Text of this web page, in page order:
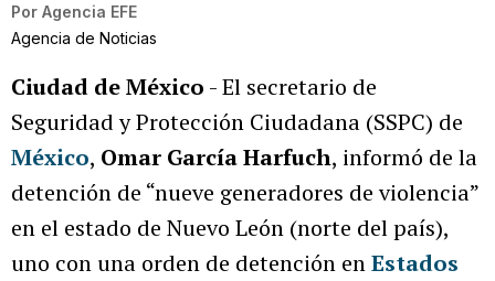
Por Agencia EFE
Agencia de Noticias
Ciudad de México - El secretario de
Seguridad y Protección Ciudadana (SSPC) de
México, Omar García Harfuch, informó de la
detención de “nueve generadores de violencia”
en el estado de Nuevo León (norte del país),
uno con una orden de detención enEstados